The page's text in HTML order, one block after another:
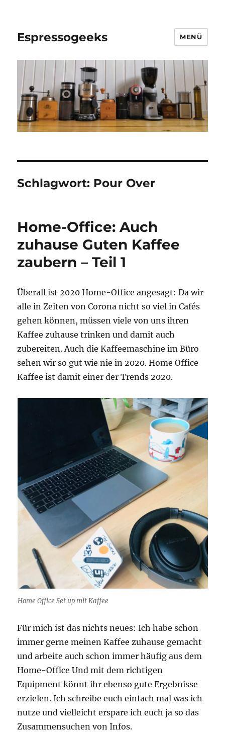
Espressogeeks MENÜ
Schlagwort: Pour Over
Home-Office: Auch
zuhause Guten Kaffee
zaubern – Teil 1
Überall ist 2020 Home-Office angesagt: Da wir
alle in Zeiten von Corona nicht so viel in Cafés
gehen können, müssen viele von uns ihren
Kaffee zuhause trinken und damit auch
zubereiten. Auch die Kaffeemaschine im Büro
sehen wir so gut wie nie in 2020. Home Office
Kaffee ist damit einer der Trends 2020.
Home Office Set up mit Kaffee
Für mich ist das nichts neues: Ich habe schon
immer gerne meinen Kaffee zuhause gemacht
und arbeite auch schon immer häufig aus dem
Home-Office Und mit dem richtigen
Equipment könnt ihr ebenso gute Ergebnisse
erzielen. Ich schreibe euch einfach mal was ich
nutze und vielleicht erspare ich euch ja so das
Zusammensuchen von Infos.